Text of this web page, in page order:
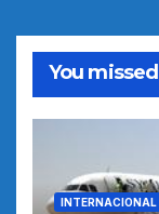
You missed
INTERNACIONAL